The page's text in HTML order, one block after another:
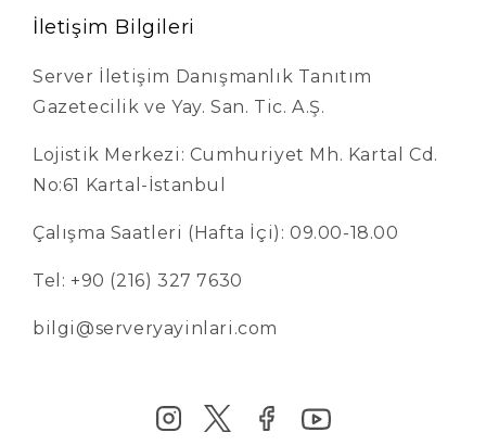
İletişim Bilgileri
Server İletişim Danışmanlık Tanıtım
Gazetecilik ve Yay. San. Tic. A.Ş.
Lojistik Merkezi: Cumhuriyet Mh. Kartal Cd.
No:61 Kartal-İstanbul
Çalışma Saatleri (Hafta İçi): 09.00-18.00
Tel: +90 (216) 327 7630
bilgi@serveryayinlari.com